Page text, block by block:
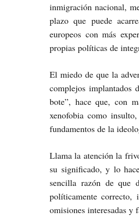
inmigración nacional,
plazo que puede
europeos con más
propias políticas de
El miedo de que la
complejos implantados
bote”, hace que, con
xenofobia como
fundamentos de la
Llama la atención la
su significado, y lo
sencilla razón de que
políticamente correcto,
omisiones interesadas y